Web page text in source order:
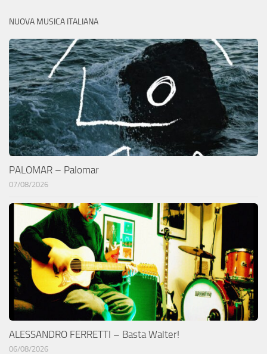
NUOVA MUSICA ITALIANA
PALOMAR – Palomar
07/08/2026
ALESSANDRO FERRETTI – Basta Walter!
06/08/2026